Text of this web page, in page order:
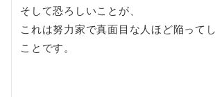
そして恐ろしいことが、
これは努力家で真面目な人ほど陥って
ことです。